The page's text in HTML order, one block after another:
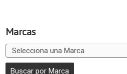
Marcas